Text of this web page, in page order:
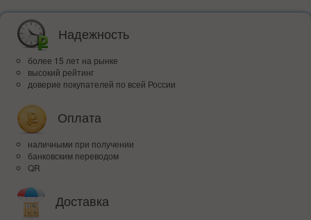
Надежность
более 15 лет на рынке
высокий рейтинг
доверие покупателей по всей России
Оплата
наличными при получении
банковским переводом
QR
Доставка